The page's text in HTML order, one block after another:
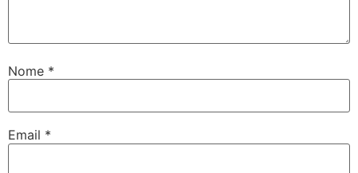
Nome *
Email *